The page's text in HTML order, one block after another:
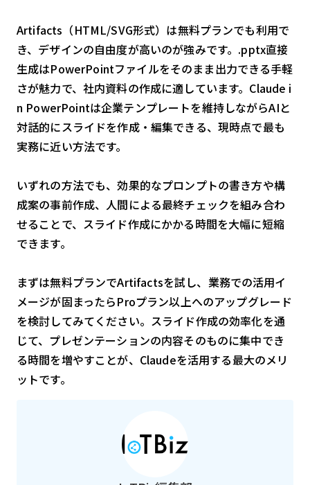
Artifacts（HTML/SVG形式）は無料プランでも利用で
き、デザインの自由度が高いのが強みです。.pptx直接
生成はPowerPointファイルをそのまま出力できる手軽
さが魅力で、社内資料の作成に適しています。Claude i
n PowerPointは企業テンプレートを維持しながらAIと
対話的にスライドを作成・編集できる、現時点で最も
実務に近い方法です。
いずれの方法でも、効果的なプロンプトの書き方や構
成案の事前作成、人間による最終チェックを組み合わ
せることで、スライド作成にかかる時間を大幅に短縮
できます。
まずは無料プランでArtifactsを試し、業務での活用イ
メージが固まったらProプラン以上へのアップグレード
を検討してみてください。スライド作成の効率化を通
じて、プレゼンテーションの内容そのものに集中でき
る時間を増やすことが、Claudeを活用する最大のメリ
ットです。